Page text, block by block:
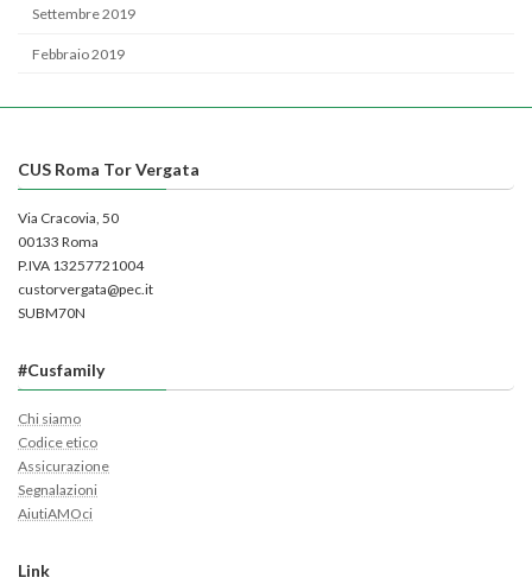
Settembre 2019
Febbraio 2019
CUS Roma Tor Vergata
Via Cracovia, 50
00133 Roma
P.IVA 13257721004
custorvergata@pec.it
SUBM70N
#Cusfamily
Chi siamo
Codice etico
Assicurazione
Segnalazioni
AiutiAMOci
Link